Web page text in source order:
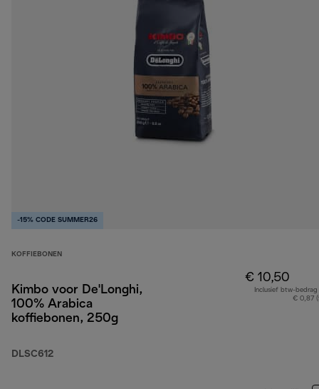
-15% CODE SUMMER26
KOFFIEBONEN
Kimbo voor De'Longhi,
100% Arabica
koffiebonen, 250g
DLSC612
€ 10,50
Inclusief btw-bedrag
€ 0,87